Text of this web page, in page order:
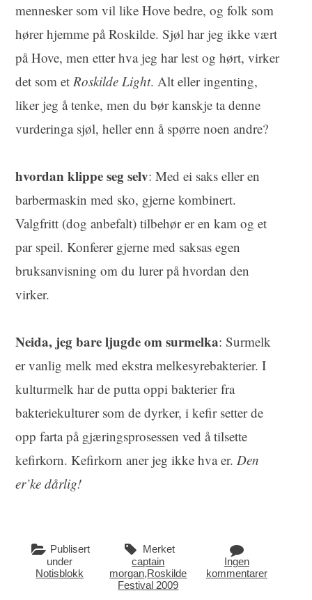
mennesker som vil like Hove bedre, og folk som
hører hjemme på Roskilde. Sjøl har jeg ikke vært
på Hove, men etter hva jeg har lest og hørt, virker
det som etRoskilde Light. Alt eller ingenting,
liker jeg å tenke, men du bør kanskje ta denne
vurderinga sjøl, heller enn å spørre noen andre?
hvordan klippe seg selv: Med ei saks eller en
barbermaskin med sko, gjerne kombinert.
Valgfritt (dog anbefalt) tilbehør er en kam og et
par speil. Konferer gjerne med saksas egen
bruksanvisning om du lurer på hvordan den
virker.
Neida, jeg bare ljugde om surmelka: Surmelk
er vanlig melk med ekstra melkesyrebakterier. I
kulturmelk har de putta oppi bakterier fra
bakteriekulturer som de dyrker, i kefir setter de
opp farta på gjæringsprosessen ved å tilsette
kefirkorn. Kefirkorn aner jeg ikke hva er.Den
er’ke dårlig!
Publisert
under
Notisblokk
Merket
captain
morgan,Roskilde
Festival 2009
Ingen
kommentarer